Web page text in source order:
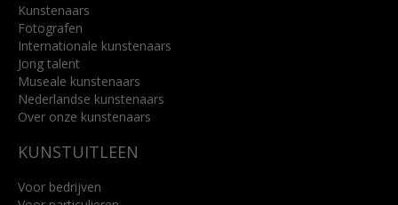
Kunstenaars
Fotografen
Internationale kunstenaars
Jong talent
Museale kunstenaars
Nederlandse kunstenaars
Over onze kunstenaars
KUNSTUITLEEN
Voor bedrijven